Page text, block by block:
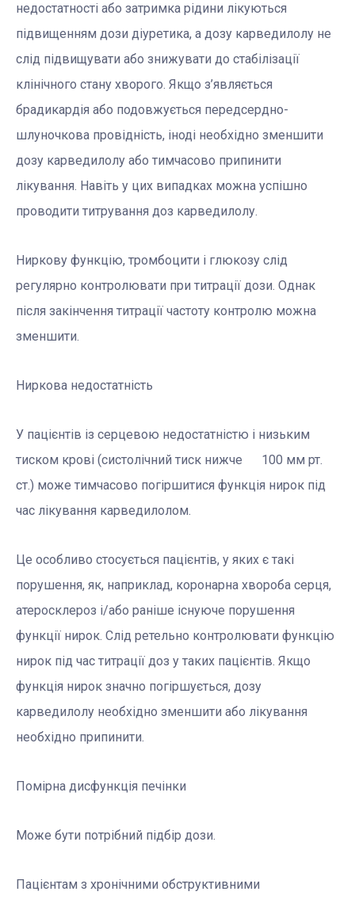
недостатності або затримка рідини лікуються
підвищенням дози діуретика, а дозу карведилолу не
слід підвищувати або знижувати до стабілізації
клінічного стану хворого. Якщо з’являється
брадикардія або подовжується передсердно-
шлуночкова провідність, іноді необхідно зменшити
дозу карведилолу або тимчасово припинити
лікування. Навіть у цих випадках можна успішно
проводити титрування доз карведилолу.
Ниркову функцію, тромбоцити і глюкозу слід
регулярно контролювати при титрації дози. Однак
після закінчення титрації частоту контролю можна
зменшити.
Ниркова недостатність
У пацієнтів із серцевою недостатністю і низьким
тиском крові (систолічний тиск нижче 100 мм рт.
ст.) може тимчасово погіршитися функція нирок під
час лікування карведилолом.
Це особливо стосується пацієнтів, у яких є такі
порушення, як, наприклад, коронарна хвороба серця,
атеросклероз і/або раніше існуюче порушення
функції нирок. Слід ретельно контролювати функцію
нирок під час титрації доз у таких пацієнтів. Якщо
функція нирок значно погіршується, дозу
карведилолу необхідно зменшити або лікування
необхідно припинити.
Помірна дисфункція печінки
Може бути потрібний підбір дози.
Пацієнтам з хронічними обструктивними